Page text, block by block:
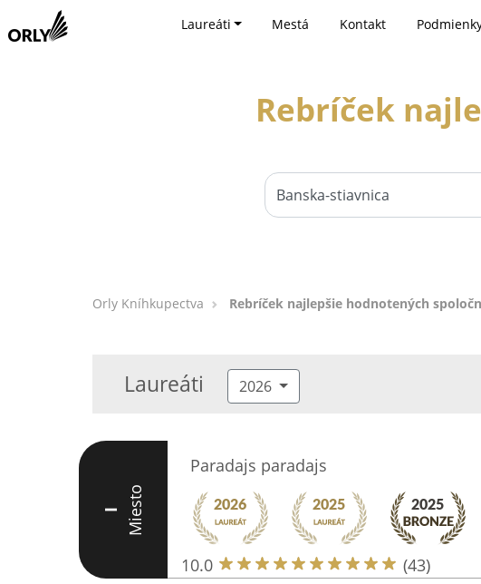
Laureáti Mestá Kontakt
Rebríček
Orly Kníhkupectva Rebríček najlepšie hodnotených
Laureáti 2026
I Miesto
Paradajs paradajs
10.0 (43)